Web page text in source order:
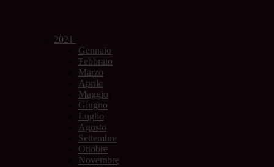
2021
Gennaio
Febbraio
Marzo
Aprile
Maggio
Giugno
Luglio
Agosto
Settembre
Ottobre
Novembre